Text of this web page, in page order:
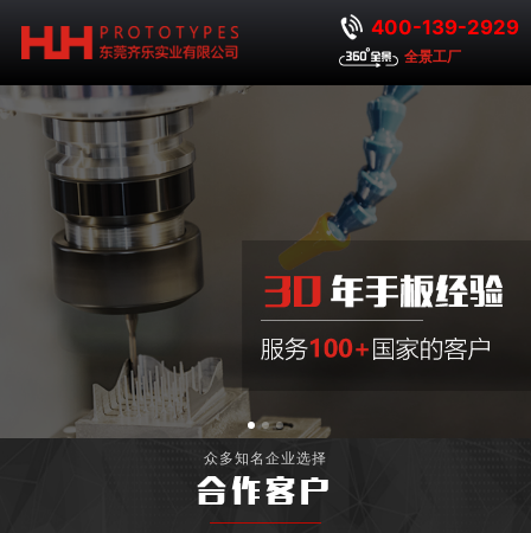
400-139-2929
全景工厂
众多知名企业选择
合作客户